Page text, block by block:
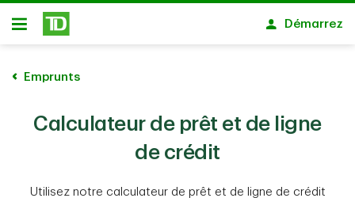
Passer au contenu principal
Ouvert
Démarrez
Emprunts